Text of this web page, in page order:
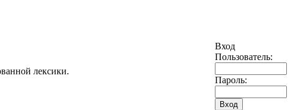
лексики.
Вход
Пользователь:
Пароль: